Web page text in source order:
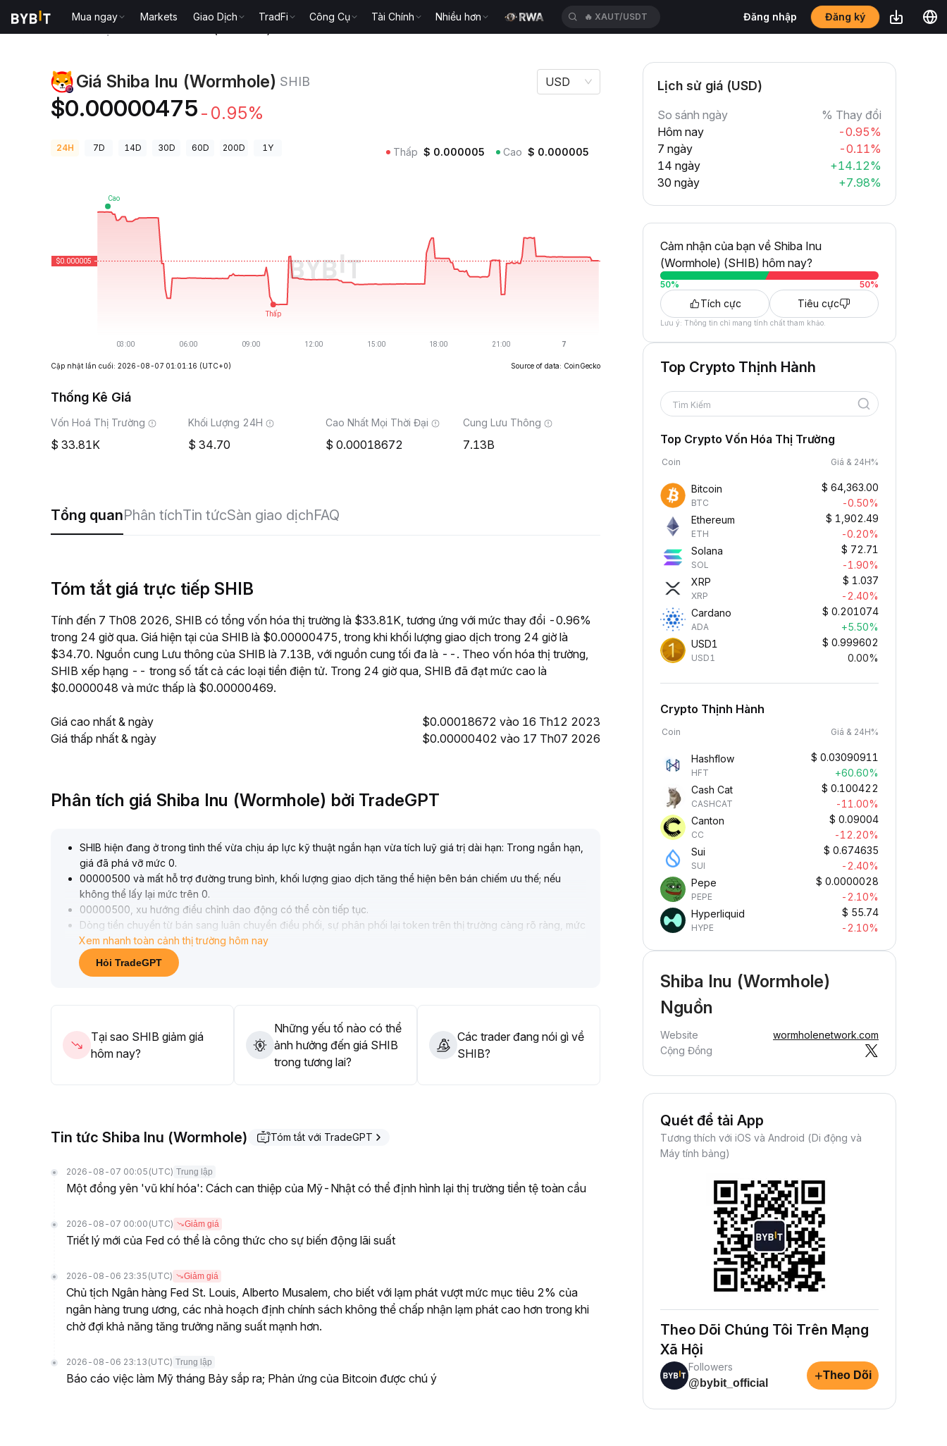
Mua ngay Markets Giao Dịch TradFi Công Cụ Tài Chính Nhiều hơn 🔥 BTWUSDT Đăng nhập Đăng ký
Giá Shiba Inu (Wormhole) SHIB
$0.00000475 -0.95%
USD
24H 7D 14D 30D 60D 200D 1Y Thấp $ 0.000005 Cao $ 0.000005
Cập nhật lần cuối: 2026-08-07 01:01:16 (UTC+0) Source of data: CoinGecko
Thống Kê Giá
Vốn Hoá Thị Trường
33.81K
Khối Lượng 24H
34.70
Cao Nhất Mọi Thời Đại
0.00018672
Cung Lưu Thông
7.13B
Tổng quanPhân tíchTin tứcSàn giao dịchFAQ
Tóm tắt giá trực tiếp SHIB
Tính đến 7 Th08 2026, SHIB có tổng vốn hóa thị trường là $33.81K, tương ứng với mức thay đổi -0.96%
trong 24 giờ qua. Giá hiện tại của SHIB là $0.00000475, trong khi khối lượng giao dịch trong 24 giờ là
$34.70. Nguồn cung Lưu thông của SHIB là 7.13B, với nguồn cung tối đa là --. Theo vốn hóa thị trường,
SHIB xếp hạng -- trong số tất cả các loại tiền điện tử. Trong 24 giờ qua, SHIB đã đạt mức cao là
$0.0000048 và mức thấp là $0.00000469.
Giá cao nhất & ngày
$0.00018672 vào 16 Th12 2023
Giá thấp nhất & ngày
$0.00000402 vào 17 Th07 2026
Phân tích giá Shiba Inu (Wormhole) bởi TradeGPT
SHIB hiện đang ở trong tình thế vừa chịu áp lực kỹ thuật ngắn hạn vừa tích luỹ giá trị dài hạn: Trong ngắn hạn,
giá đã phá vỡ mức 0.
00000500 và mất hỗ trợ đường trung bình, khối lượng giao dịch tăng thể hiện bên bán chiếm ưu thế; nếu
không thể lấy lại mức trên 0.
00000500, xu hướng điều chỉnh dao động có thể còn tiếp tục.
Dòng tiền chuyển từ bán sang luân chuyển điều phối, sự phân phối lại token trên thị trường càng rõ ràng, mức
độ hoạt động tăng phản ánh cuộc chơi ở vùng giá thấp càng quyết liệt
Nếu trong các tuần tới vượt lại 0
00000537 và khối lượng được giải phóng, sẽ xác nhận sự bứt phá giai đoạn, mục tiêu có thể hướng tới 0
Xem nhanh toàn cảnh thị trường hôm nay
Hỏi TradeGPT
Tại sao SHIB giảm giá
hôm nay?
Những yếu tố nào có thể
ảnh hưởng đến giá SHIB
trong tương lai?
Các trader đang nói gì về
SHIB?
Tin tức Shiba Inu (Wormhole) Tóm tắt với TradeGPT
2026-08-07 00:05 (UTC) Trung lập
Một đồng yên 'vũ khí hóa': Cách can thiệp của Mỹ-Nhật có thể định hình lại thị trường tiền tệ toàn cầu
2026-08-07 00:00 (UTC) Giảm giá
Triết lý mới của Fed có thể là công thức cho sự biến động lãi suất
2026-08-06 23:35 (UTC) Giảm giá
Chủ tịch Ngân hàng Fed St. Louis, Alberto Musalem, cho biết với lạm phát vượt mức mục tiêu 2% của
ngân hàng trung ương, các nhà hoạch định chính sách không thể chấp nhận lạm phát cao hơn trong khi
chờ đợi khả năng tăng trưởng năng suất mạnh hơn.
2026-08-06 23:13 (UTC) Trung lập
Báo cáo việc làm Mỹ tháng Bảy sắp ra; Phản ứng của Bitcoin được chú ý
Lịch sử giá (USD)
So sánh ngày
% Thay đổi
Hôm nay
-0.95%
7 ngày
-0.11%
14 ngày
+14.12%
30 ngày
+7.98%
Cảm nhận của bạn về Shiba Inu
(Wormhole) (SHIB) hôm nay?
50% 50%
Tích cực Tiêu cực
Lưu ý: Thông tin chỉ mang tính chất tham khảo.
Top Crypto Thịnh Hành
Tìm Kiếm
Top Crypto Vốn Hóa Thị Trường
Coin Giá & 24H%
Bitcoin
BTC
$ 64,363.00
-0.50%
Ethereum
ETH
$ 1,902.49
-0.20%
Solana
SOL
$ 72.71
-1.90%
XRP
XRP
$ 1.037
-2.40%
Cardano
ADA
$ 0.201074
+5.50%
USD1
USD1
$ 0.999602
0.00%
Crypto Thịnh Hành
Coin Giá & 24H%
Hashflow
HFT
$ 0.03090911
+60.60%
Cash Cat
CASHCAT
$ 0.100422
-11.00%
Canton
CC
$ 0.09004
-12.20%
Sui
SUI
$ 0.674635
-2.40%
Pepe
PEPE
$ 0.0000028
-2.10%
Hyperliquid
HYPE
$ 55.74
-2.10%
Shiba Inu (Wormhole)
Nguồn
Website
wormholenetwork.com
Cộng Đồng
Quét để tải App
Tương thích với iOS và Android (Di động và
Máy tính bảng)
Theo Dõi Chúng Tôi Trên Mạng
Xã Hội
Followers
@bybit_official
+Theo Dõi